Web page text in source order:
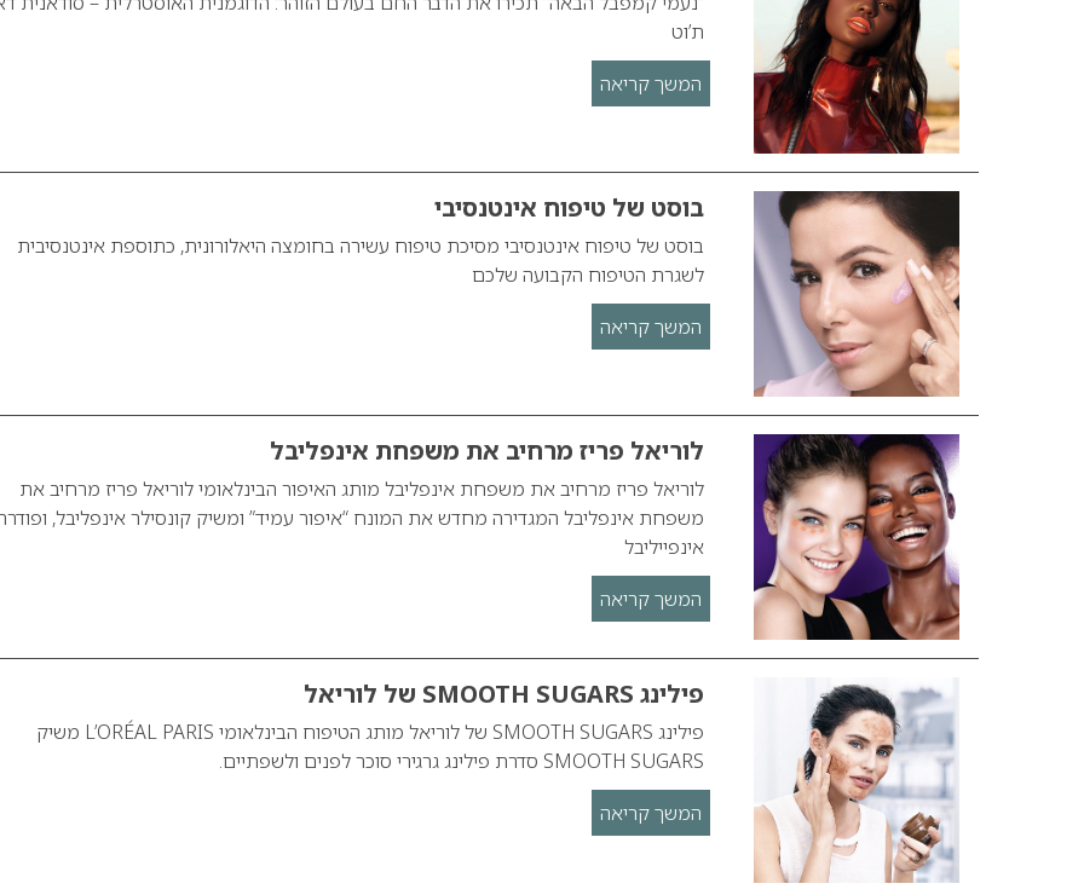
ת’וט
המשך קריאה
בוסט של טיפוח אינטנסיבי
בוסט של טיפוח אינטנסיבי מסיכת טיפוח עשירה בחומצה היאלורונית, כתוספת אינטנסיבית
לשגרת הטיפוח הקבועה שלכם
המשך קריאה
לוריאל פריז מרחיב את משפחת אינפליבל
לוריאל פריז מרחיב את משפחת אינפליבל מותג האיפור הבינלאומי לוריאל פריז מרחיב את
משפחת אינפליבל המגדירה מחדש את המונח “איפור עמיד” ומשיק קונסילר אינפליבל,
אינפייליבל
המשך קריאה
פילינג SMOOTH SUGARS של לוריאל
פילינג SMOOTH SUGARS של לוריאל מותג הטיפוח הבינלאומי L’ORÉAL PARIS משיק
SMOOTH SUGARS סדרת פילינג גרגירי סוכר לפנים ולשפתיים.
המשך קריאה